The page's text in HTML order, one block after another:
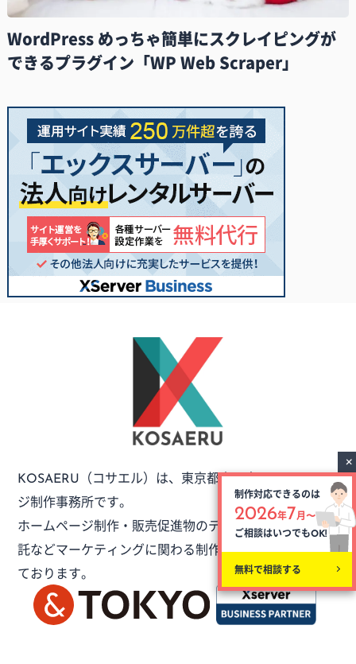
WordPress めっちゃ簡単にスクレイピングが
できるプラグイン「WP Web Scraper」
KOSAERU （コサエル）は、 東京都立川市のホームペー
ジ制作事務所です。
ホームページ制作・販売促進物のデザイン・外注制作委
託などマーケティングに関わる制作のご依頼をお受けし
ております。
制作対応できるのは
2026年7月〜
ご相談はいつでもOK!
無料で相談する